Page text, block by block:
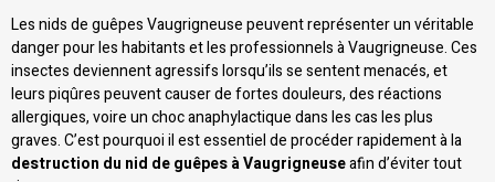
Les nids de guêpes Vaugrigneuse peuvent représenter un véritable
danger pour les habitants et les professionnels à Vaugrigneuse. Ces
insectes deviennent agressifs lorsqu’ils se sentent menacés, et
leurs piqûres peuvent causer de fortes douleurs, des réactions
allergiques, voire un choc anaphylactique dans les cas les plus
graves. C’est pourquoi il est essentiel de procéder rapidement à la
destruction du nid de guêpes à Vaugrigneuseafin d’éviter tout